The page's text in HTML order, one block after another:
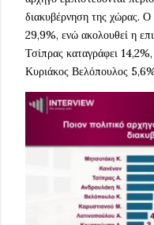
διακυβέρνηση της χώρας.
29,9%, ενώ ακολουθεί η
Τσίπρας καταγράφει
Κυριάκος Βελόπουλος